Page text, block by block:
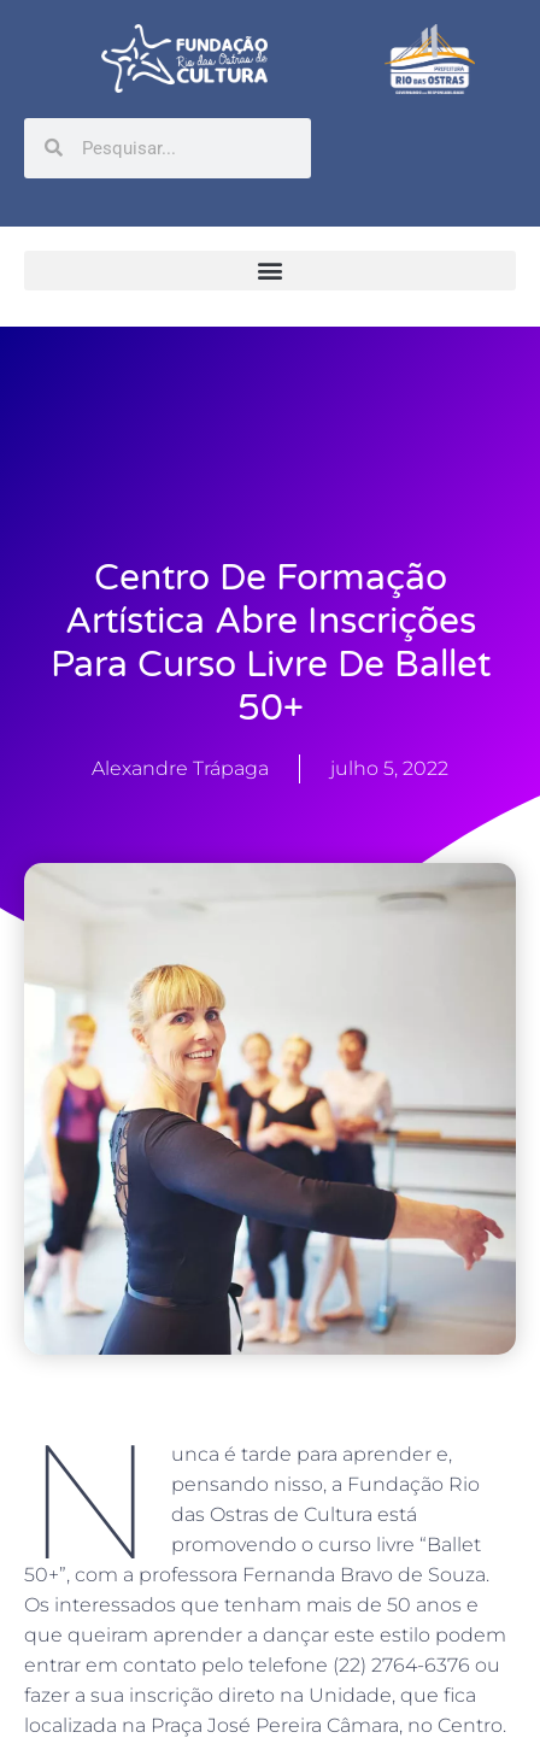
Centro De Formação
Artística Abre Inscrições
Para Curso Livre De Ballet
50+
Alexandre Trápaga julho 5, 2022
N
unca é tarde para aprender e,
pensando nisso, a Fundação Rio
das Ostras de Cultura está
promovendo o curso livre “Ballet
50+”, com a professora Fernanda Bravo de Souza.
Os interessados que tenham mais de 50 anos e
que queiram aprender a dançar este estilo podem
entrar em contato pelo telefone (22) 2764-6376 ou
fazer a sua inscrição direto na Unidade, que fica
localizada na Praça José Pereira Câmara, no Centro.